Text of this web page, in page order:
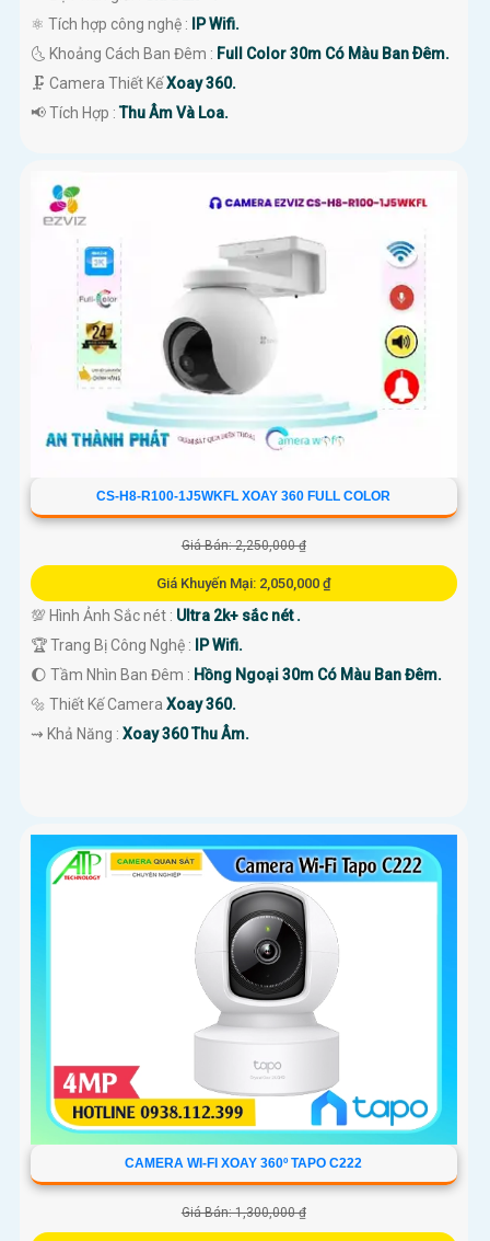
⚛️ Tích hợp công nghệ : IP Wifi.
🌜 Khoảng Cách Ban Đêm : Full Color 30m Có Màu Ban Ðêm.
🗜️ Camera Thiết KếXoay 360.
️📢 Tích Hợp :Thu Âm Và Loa.
CS-H8-R100-1J5WKFL XOAY 360 FULL COLOR
Giá Bán: 2,250,000 ₫
Giá Khuyến Mại: 2,050,000 ₫
💯 Hình Ảnh Sắc nét : Ultra 2k+ sắc nét .
🏆 Trang Bị Công Nghệ :
IP Wifi.
🌔 Tầm Nhìn Ban Đêm : Hồng Ngoại 30m Có Màu Ban Đêm.
🔩 Thiết Kế Camera Xoay 360.
️⇝ Khả Năng : Xoay 360 Thu Âm.
CAMERA WI-FI XOAY 360º TAPO C222
Giá Bán: 1,300,000 ₫